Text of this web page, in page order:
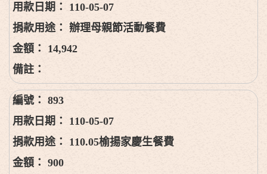
110-05-07
辦理母親節活動餐費
14,942
893
110-05-07
110.05榆揚家慶生餐費
900